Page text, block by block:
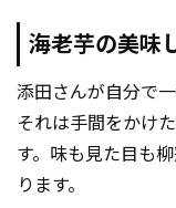
海老芋の美味
添田さんが自分で
それは手間をかけ
す。味も見た目も
ります。